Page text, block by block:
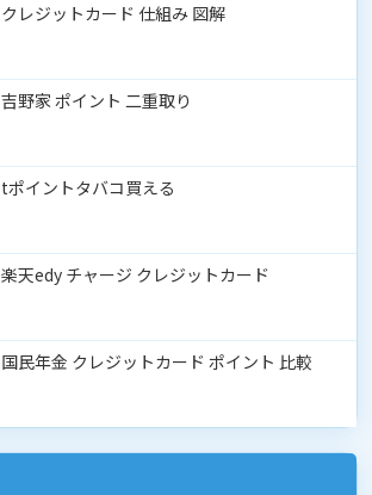
クレジットカード 仕組み 図解
吉野家 ポイント 二重取り
tポイントタバコ買える
楽天edy チャージ クレジットカード
国民年金 クレジットカード ポイント 比較